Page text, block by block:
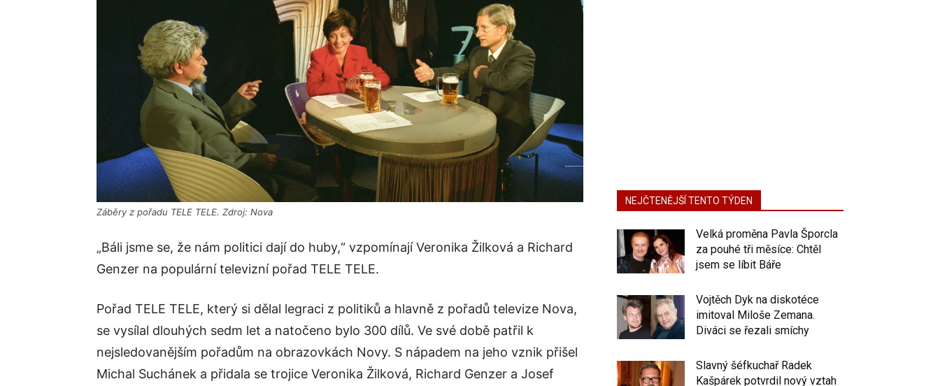
Záběry z pořadu TELE TELE. Zdroj: Nova
„Báli jsme se, že nám politici dají do huby,“ vzpomínají Veronika Žilková a Richard
Genzer na populární televizní pořad TELE TELE.
Pořad TELE TELE, který si dělal legraci z politiků a hlavně z pořadů televize Nova,
se vysílal dlouhých sedm let a natočeno bylo 300 dílů. Ve své době patřil k
nejsledovanějším pořadům na obrazovkách Novy. S nápadem na jeho vznik přišel
Michal Suchánek a přidala se trojice Veronika Žilková, Richard Genzer a Josef
NEJČTENĚJŠÍ TENTO TÝDEN
Velká proměna Pavla Šporcla
za pouhé tři měsíce: Chtěl
jsem se líbit Báře
Vojtěch Dyk na diskotéce
imitoval Miloše Zemana.
Diváci se řezali smíchy
Slavný šéfkuchař Radek
Kašpárek potvrdil nový vztah